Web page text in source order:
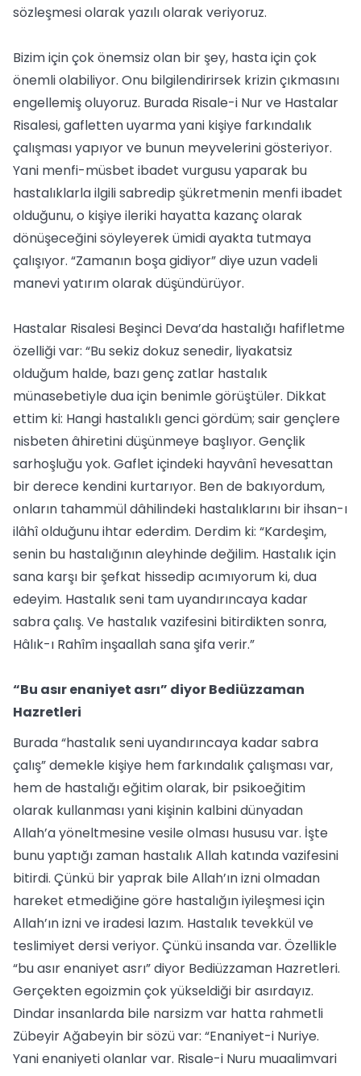
sözleşmesi olarak yazılı olarak veriyoruz.
Bizim için çok önemsiz olan bir şey, hasta için çok
önemli olabiliyor. Onu bilgilendirirsek krizin çıkmasını
engellemiş oluyoruz. Burada Risale-i Nur ve Hastalar
Risalesi, gafletten uyarma yani kişiye farkındalık
çalışması yapıyor ve bunun meyvelerini gösteriyor.
Yani menfi-müsbet ibadet vurgusu yaparak bu
hastalıklarla ilgili sabredip şükretmenin menfi ibadet
olduğunu, o kişiye ileriki hayatta kazanç olarak
dönüşeceğini söyleyerek ümidi ayakta tutmaya
çalışıyor. “Zamanın boşa gidiyor” diye uzun vadeli
manevi yatırım olarak düşündürüyor.
Hastalar Risalesi Beşinci Deva’da hastalığı hafifletme
özelliği var: “Bu sekiz dokuz senedir, liyakatsiz
olduğum halde, bazı genç zatlar hastalık
münasebetiyle dua için benimle görüştüler. Dikkat
ettim ki: Hangi hastalıklı genci gördüm; sair gençlere
nisbeten âhiretini düşünmeye başlıyor. Gençlik
sarhoşluğu yok. Gaflet içindeki hayvânî hevesattan
bir derece kendini kurtarıyor. Ben de bakıyordum,
onların tahammül dâhilindeki hastalıklarını bir ihsan-ı
ilâhî olduğunu ihtar ederdim. Derdim ki: “Kardeşim,
senin bu hastalığının aleyhinde değilim. Hastalık için
sana karşı bir şefkat hissedip acımıyorum ki, dua
edeyim. Hastalık seni tam uyandırıncaya kadar
sabra çalış. Ve hastalık vazifesini bitirdikten sonra,
Hâlık-ı Rahîm inşaallah sana şifa verir.”
“Bu asır enaniyet asrı” diyor Bediüzzaman
Hazretleri
Burada “hastalık seni uyandırıncaya kadar sabra
çalış” demekle kişiye hem farkındalık çalışması var,
hem de hastalığı eğitim olarak, bir psikoeğitim
olarak kullanması yani kişinin kalbini dünyadan
Allah’a yöneltmesine vesile olması hususu var. İşte
bunu yaptığı zaman hastalık Allah katında vazifesini
bitirdi. Çünkü bir yaprak bile Allah’ın izni olmadan
hareket etmediğine göre hastalığın iyileşmesi için
Allah’ın izni ve iradesi lazım. Hastalık tevekkül ve
teslimiyet dersi veriyor. Çünkü insanda var. Özellikle
“bu asır enaniyet asrı” diyor Bediüzzaman Hazretleri.
Gerçekten egoizmin çok yükseldiği bir asırdayız.
Dindar insanlarda bile narsizm var hatta rahmetli
Zübeyir Ağabeyin bir sözü var: “Enaniyet-i Nuriye.
Yani enaniyeti olanlar var. Risale-i Nuru muaalimvari